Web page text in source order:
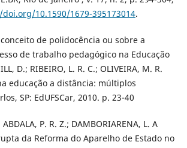
10.1590/1679-395173014.
de polidocência ou sobre a
de trabalho pedagógico na Educação
D.; RIBEIRO, L. R. C.; OLIVEIRA, M. R.
educação a distância: múltiplos
SP: EdUFSCar, 2010. p. 23-40
P. R. Z.; DAMBORIARENA, L. A
da Reforma do Aparelho de Estado no